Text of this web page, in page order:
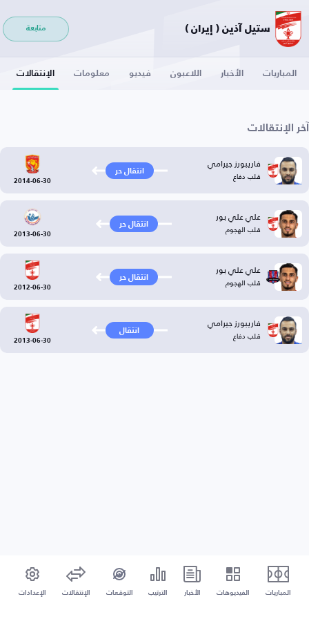
ستيل آذين ( إيران ) متابعة
المباريات الأخبار اللاعبون فيديو معلومات الإنتقالات
آخر الإنتقالات
فاريبورز جيرامي
قلب دفاع انتقال حر
2014-06-30
علي علي بور
قلب الهجوم انتقال حر
2013-06-30
علي علي بور
قلب الهجوم انتقال حر
2012-06-30
فاريبورز جيرامي
قلب دفاع انتقال
2013-06-30
المباريات الفيديوهات الأخبار الترتيب التوقعات الإنتقالات الإعدادات